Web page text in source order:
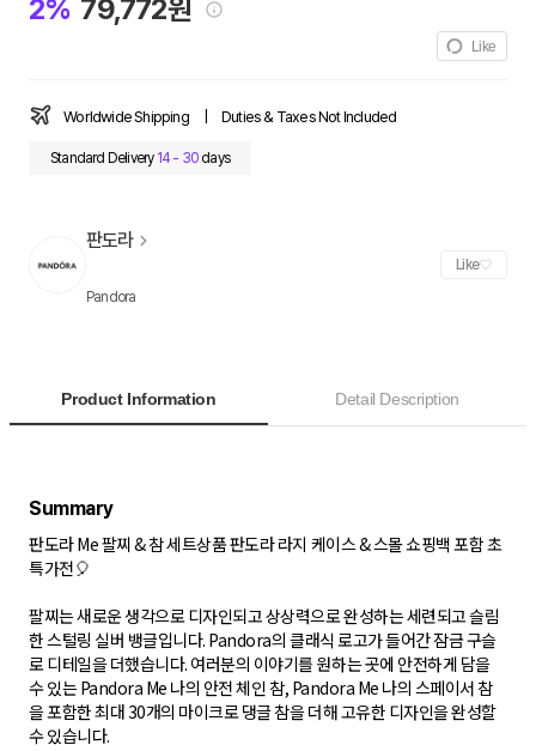
2% 79,772원
Like
Worldwide Shipping Duties & Taxes Not Included
Standard Delivery 14 - 30 days
판도라
Pandora
Like
Product Information Detail Description
Summary
판도라 Me 팔찌 & 참 세트상품 판도라 라지 케이스 & 스몰 쇼핑백 포함 초
특가전🎈
팔찌는 새로운 생각으로 디자인되고 상상력으로 완성하는 세련되고 슬림
한 스털링 실버 뱅글입니다. Pandora의 클래식 로고가 들어간 잠금 구슬
로 디테일을 더했습니다. 여러분의 이야기를 원하는 곳에 안전하게 담을
수 있는 Pandora Me 나의 안전 체인 참, Pandora Me 나의 스페이서 참
을 포함한 최대 30개의 마이크로 댕글 참을 더해 고유한 디자인을 완성할
수 있습니다.